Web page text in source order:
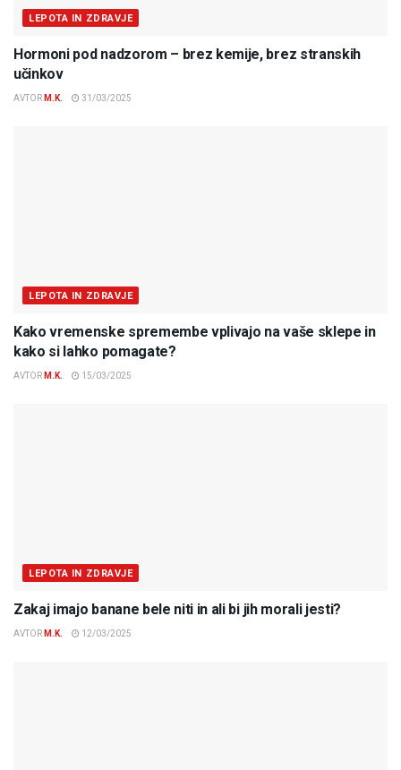
LEPOTA IN ZDRAVJE
Hormoni pod nadzorom – brez kemije, brez stranskih
učinkov
AVTOR M.K. 31/03/2025
LEPOTA IN ZDRAVJE
Kako vremenske spremembe vplivajo na vaše sklepe in
kako si lahko pomagate?
AVTOR M.K. 15/03/2025
LEPOTA IN ZDRAVJE
Zakaj imajo banane bele niti in ali bi jih morali jesti?
AVTOR M.K. 12/03/2025